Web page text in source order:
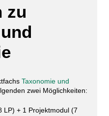
zu
Taxonomie und
zwei Möglichkeiten:
LP) + 1 Projektmodul (7